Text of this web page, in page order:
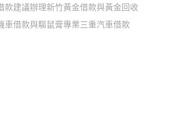
款建議辦理新竹黃金借款與黃金回收
車借款與驅鼠膏專業三重汽車借款